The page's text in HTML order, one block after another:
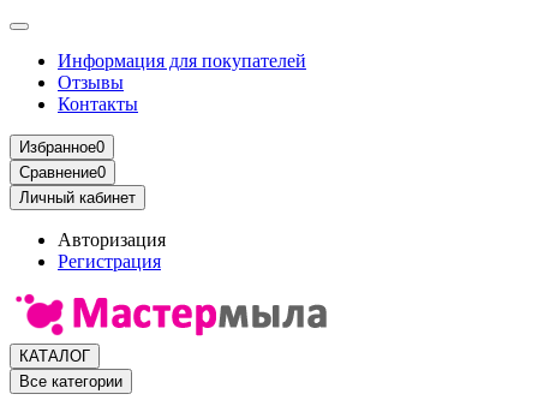
Информация для покупателей
Отзывы
Контакты
Избранное0
Сравнение0
Личный кабинет
Авторизация
Регистрация
КАТАЛОГ
Все категории